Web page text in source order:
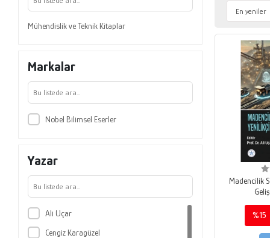
Mühendislik ve Teknik Kitaplar
Markalar
Nobel Bilimsel Eserler
Yazar
Ali Uçar
Cengiz Karagüzel
Madencilik
%15